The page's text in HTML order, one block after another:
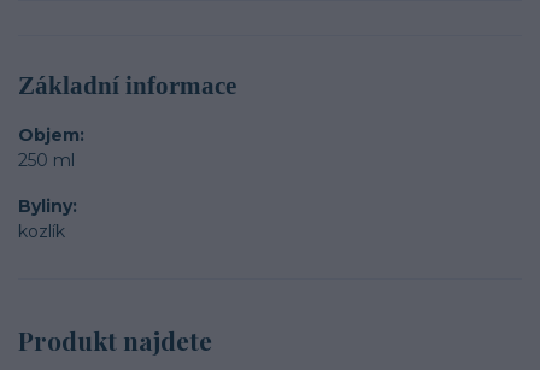
Základní informace
Objem
250 ml
Byliny
kozlík
Produkt najdete